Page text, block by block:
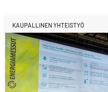
KAUPALLINEN YHTEISTYÖ